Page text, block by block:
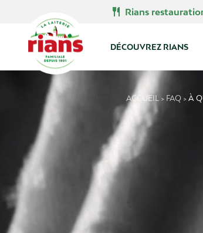
restaurant Rians
DÉCOUVREZ RIANS
ACCUEIL > FAQ >À